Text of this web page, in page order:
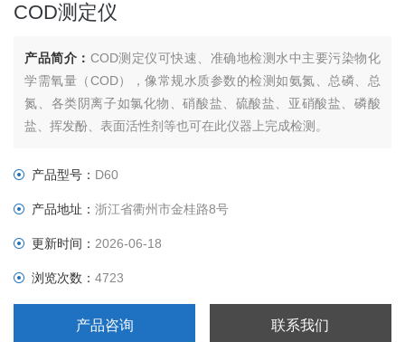
COD测定仪
产品简介： COD测定仪可快速、准确地检测水中主要污染物化
学需氧量（COD），像常规水质参数的检测如氨氮、总磷、总
氮、各类阴离子如氯化物、硝酸盐、硫酸盐、亚硝酸盐、磷酸
盐、挥发酚、表面活性剂等也可在此仪器上完成检测。
产品型号： D60
产品地址：浙江省衢州市金桂路8号
更新时间：2026-06-18
浏览次数：4723
产品咨询 联系我们